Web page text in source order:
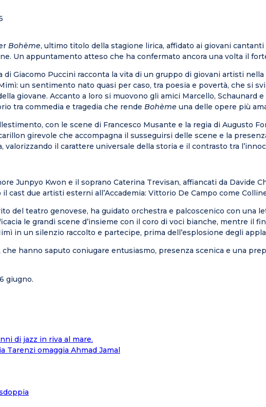
Bohème, ultimo titolo della stagione lirica, affidato ai giovani
Un appuntamento atteso che ha confermato ancora una volta il
di Giacomo Puccini racconta la vita di un gruppo di giovani artisti
un sentimento nato quasi per caso, tra poesia e povertà, che si
giovane. Accanto a loro si muovono gli amici Marcello,
tra commedia e tragedia che rende Bohème una delle opere più
con le scene di Francesco Musante e la regia di Augusto
girevole che accompagna il susseguirsi delle scene e la
valorizzando il carattere universale della storia e il contrasto tra
Junpyo Kwon e il soprano Caterina Trevisan, affiancati da Davide
cast due artisti esterni all’Accademia: Vittorio De Campo come
del teatro genovese, ha guidato orchestra e palcoscenico con una
le grandi scene d’insieme con il coro di voci bianche, mentre il
in un silenzio raccolto e partecipe, prima dell’esplosione degli
hanno saputo coniugare entusiasmo, presenza scenica e una
giugno.
di jazz in riva al mare.
Tarenzi omaggia Ahmad Jamal